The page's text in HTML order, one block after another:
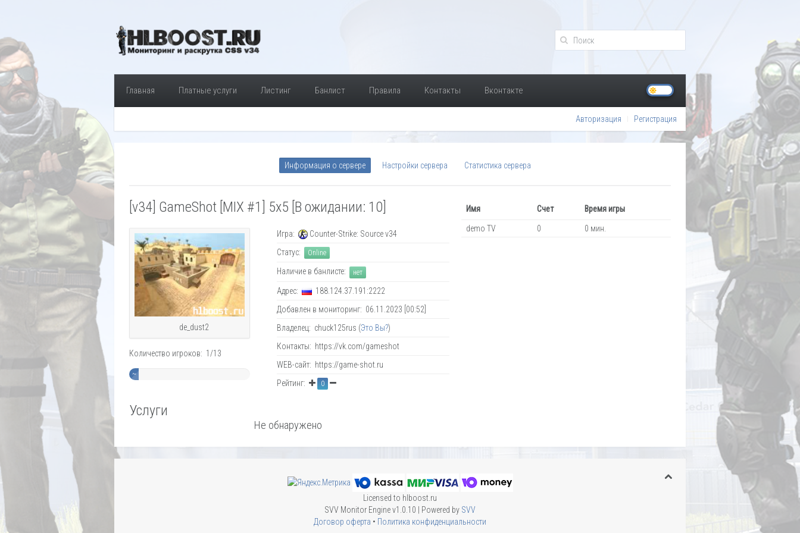
Главная Платные услуги Листинг Банлист Правила Контакты Вконтакте
Авторизация Регистрация
Информация о сервере Настройки сервера Статистика сервера
[v34] GameShot [MIX #1] 5x5 [В ожидании: 10]
de_dust2
Количество игроков: 1/13
~
Игра:
Counter-Strike: Source v34
Статус:
Online
Наличие в банлисте: нет
Адрес:
188.124.37.191:2222
Добавлен в мониторинг: 06.11.2023 [00:52]
Владелец: chuck125rus (Это Вы?)
Контакты: https://vk.com/gameshot
WEB-сайт: https://game-shot.ru
Рейтинг:
0
Услуги
Не обнаружено
Имя Счет Время игры
demo TV 0 0 мин.
Licensed to hlboost.ru
SVV Monitor Engine v1.0.10 | Powered by SVV
Договор оферта • Политика конфиденциальности